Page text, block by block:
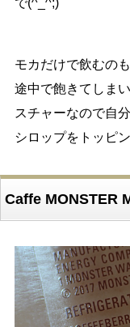
モカだけで飲むの
途中で飽きてしま
スチャーなので自
シロップをトッピ
Caffe MONSTER